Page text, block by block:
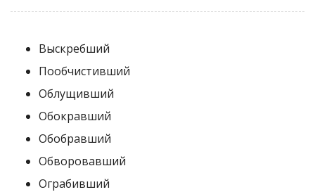
Выскребший
Пообчистивший
Облущивший
Обокравший
Обобравший
Обворовавший
Ограбивший